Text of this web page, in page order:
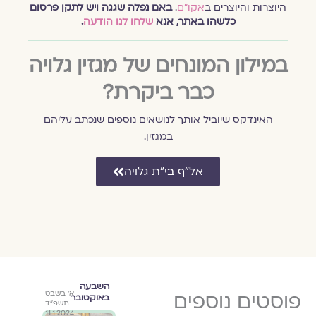
היוצרות והיוצרים באקו״ם.באם נפלה שגגה ויש לתקן פרסום
כלשהו באתר, אנאשלחו לנו הודעה.
במילון המונחים של מגזין גלויה
כבר ביקרת?
האינדקס שיוביל אותך לנושאים נוספים שנכתב עליהם
במגזין.
אל״ף בי״ת גלויה
פוסטים נוספים
באוקטובר
ורוח
השבעה
באוקטוברא׳ בשבט
תשפ״ד
11.1.2024